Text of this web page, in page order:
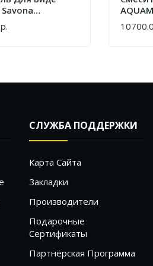
Золото
СЛУЖБА ПОДДЕРЖКИ
Карта Сайта
Закладки
Производители
Подарочные
Сертификаты
Партнёрская Программа